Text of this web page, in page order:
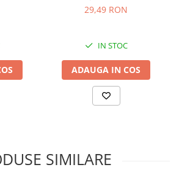
550mAh, 3000 cicluri, bl 2
29,49 RON
IN STOC
ADAUGA IN COS
SIMILARE